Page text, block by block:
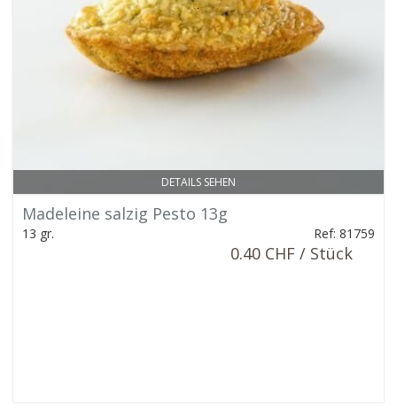
DETAILS SEHEN
Madeleine salzig Pesto 13g
13 gr. Ref: 81759
0.40 CHF / Stück